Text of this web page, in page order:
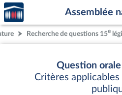
Aller au contenu
Aller en bas de la page
Accèder
à la
page
d'accueil
Assemblée
Recherche de questions 15e
Question
Critères applicables